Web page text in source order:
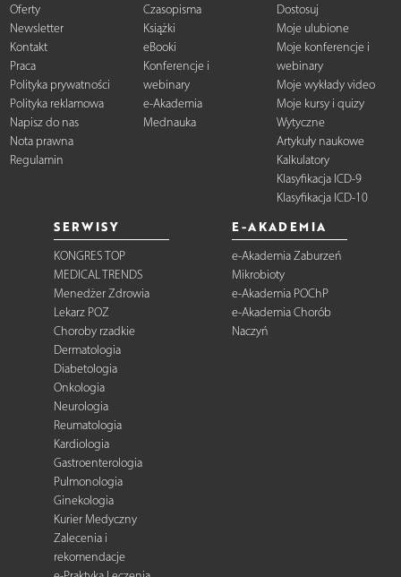
Oferty
Newsletter
Kontakt
Praca
Polityka prywatności
Polityka reklamowa
Napisz do nas
Nota prawna
Regulamin
Czasopisma
Książki
eBooki
Konferencje i
webinary
e-Akademia
Mednauka
Dostosuj
Moje ulubione
Moje konferencje i
webinary
Moje wykłady video
Moje kursy i quizy
Wytyczne
Artykuły naukowe
Kalkulatory
Klasyfikacja ICD-9
Klasyfikacja ICD-10
SERWISY
KONGRES TOP
MEDICAL TRENDS
Menedżer Zdrowia
Lekarz POZ
Choroby rzadkie
Dermatologia
Diabetologia
Onkologia
Neurologia
Reumatologia
Kardiologia
Gastroenterologia
Pulmonologia
Ginekologia
Kurier Medyczny
Zalecenia i
rekomendacje
E-AKADEMIA
e-Akademia Zaburzeń
Mikrobioty
e-Akademia POChP
e-Akademia Chorób
Naczyń